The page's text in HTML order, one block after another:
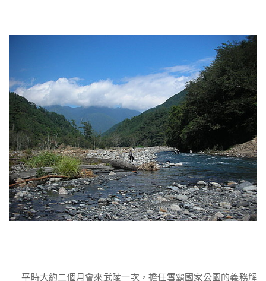
平時大約二個月會來武陵一次，擔任雪霸國家公園的義務解